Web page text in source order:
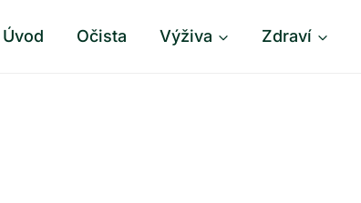
Úvod Očista Výživa Zdraví